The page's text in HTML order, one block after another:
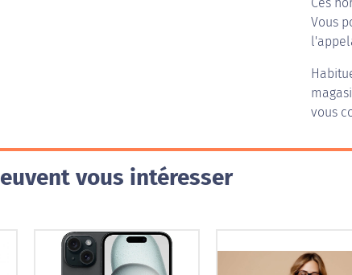
Vous
vous
vous intéresser